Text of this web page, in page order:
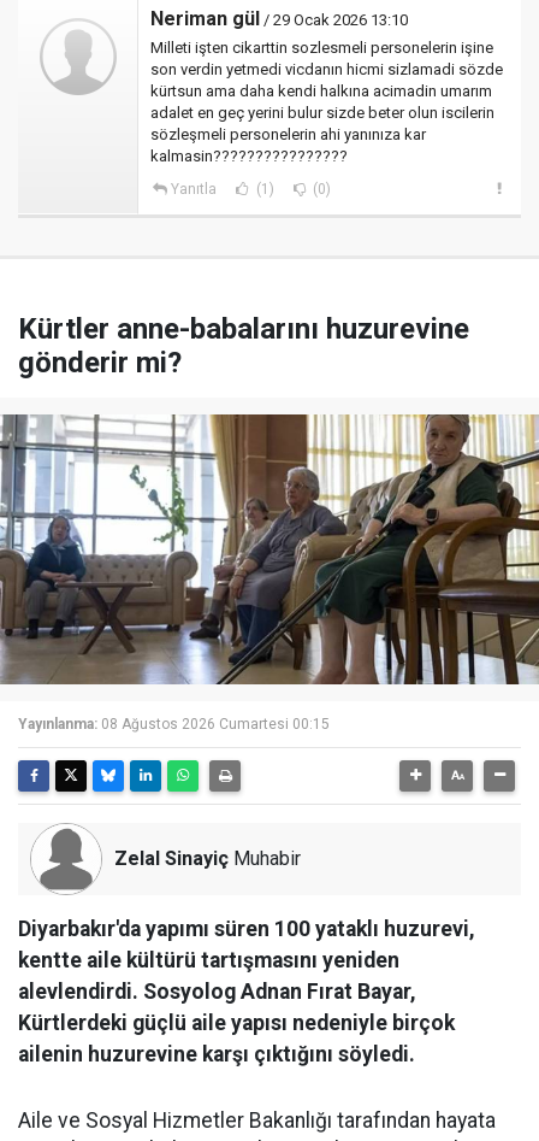
Neriman gül / 29 Ocak 2026 13:10
Milleti işten cikarttin sozlesmeli personelerin işine
son verdin yetmedi vicdanın hicmi sizlamadi sözde
kürtsun ama daha kendi halkına acimadin umarım
adalet en geç yerini bulur sizde beter olun iscilerin
sözleşmeli personelerin ahi yanınıza kar
kalmasin????????????????
Yanıtla (1) (0)
Kürtler anne-babalarını huzurevine
gönderir mi?
Yayınlanma: 08 Ağustos 2026 Cumartesi 00:15
Zelal Sinayiç Muhabir
Diyarbakır'da yapımı süren 100 yataklı huzurevi,
kentte aile kültürü tartışmasını yeniden
alevlendirdi. Sosyolog Adnan Fırat Bayar,
Kürtlerdeki güçlü aile yapısı nedeniyle birçok
ailenin huzurevine karşı çıktığını söyledi.
Aile ve Sosyal Hizmetler Bakanlığı tarafından hayata